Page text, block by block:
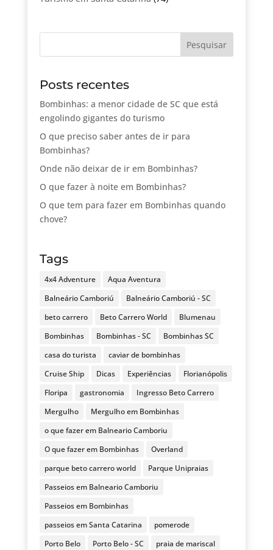
Posts recentes
Bombinhas: a menor cidade de SC que está
engolindo gigantes do turismo
O que preciso saber antes de ir para
Bombinhas?
Onde não deixar de ir em Bombinhas?
O que fazer à noite em Bombinhas?
O que tem para fazer em Bombinhas quando
chove?
Tags
4x4 Adventure
Aqua Aventura
Balneário Camboriú
Balneário Camboriú - SC
beto carrero
Beto Carrero World
Blumenau
Bombinhas
Bombinhas - SC
Bombinhas SC
casa do turista
caviar de bombinhas
Cruise Ship
Dicas Experiências
Florianópolis
Floripa
gastronomia
Ingresso Beto Carrero
Mergulho
Mergulho em Bombinhas
o que fazer em Balneario Camboriu
O que fazer em Bombinhas
Overland
parque beto carrero world
Parque Unipraias
Passeios em Balneario Camboriu
Passeios em Bombinhas
passeios em Santa Catarina
pomerode
Porto Belo
Porto Belo - SC
praia de mariscal